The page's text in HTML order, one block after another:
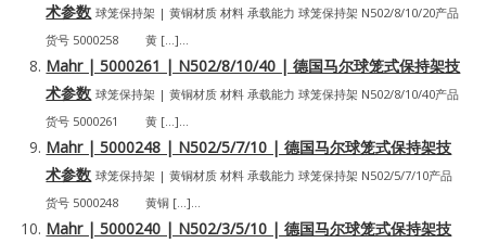
术参数 球笼保持架 | 黄铜材质 材料 承载能力 球笼保持架 N502/8/10/20产品
货号 5000258 黄 […]...
Mahr | 5000261 | N502/8/10/40 | 德国马尔球笼式保持架技
术参数 球笼保持架 | 黄铜材质 材料 承载能力 球笼保持架 N502/8/10/40产品
货号 5000261 黄 […]...
Mahr | 5000248 | N502/5/7/10 | 德国马尔球笼式保持架技
术参数 球笼保持架 | 黄铜材质 材料 承载能力 球笼保持架 N502/5/7/10产品
货号 5000248 黄铜 […]...
Mahr | 5000240 | N502/3/5/10 | 德国马尔球笼式保持架技